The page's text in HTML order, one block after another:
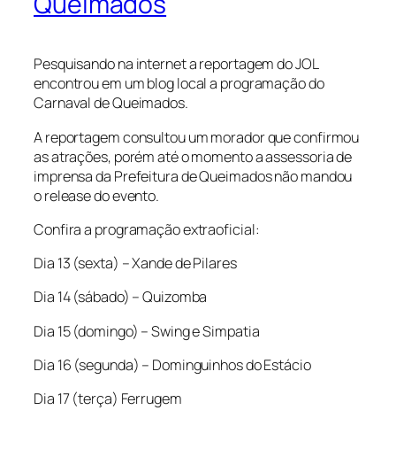
Pesquisando na internet a reportagem do JOL
encontrou em um blog local a programação do
Carnaval de Queimados.
A reportagem consultou um morador que confirmou
as atrações, porém até o momento a assessoria de
imprensa da Prefeitura de Queimados não mandou
o release do evento.
Confira a programação extraoficial:
Dia 13 (sexta) – Xande de Pilares
Dia 14 (sábado) – Quizomba
Dia 15 (domingo) – Swing e Simpatia
Dia 16 (segunda) – Dominguinhos do Estácio
Dia 17 (terça) Ferrugem